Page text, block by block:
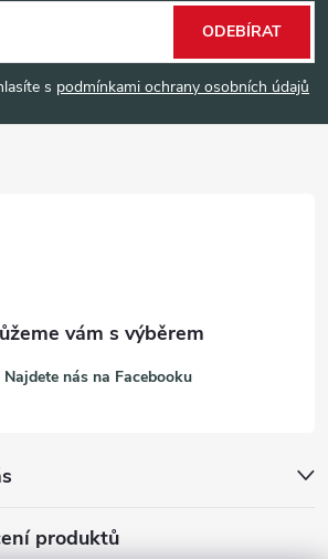
s podmínkami ochrany osobních údajů
ODEBÍRAT
Najdete nás na Facebooku
produktů